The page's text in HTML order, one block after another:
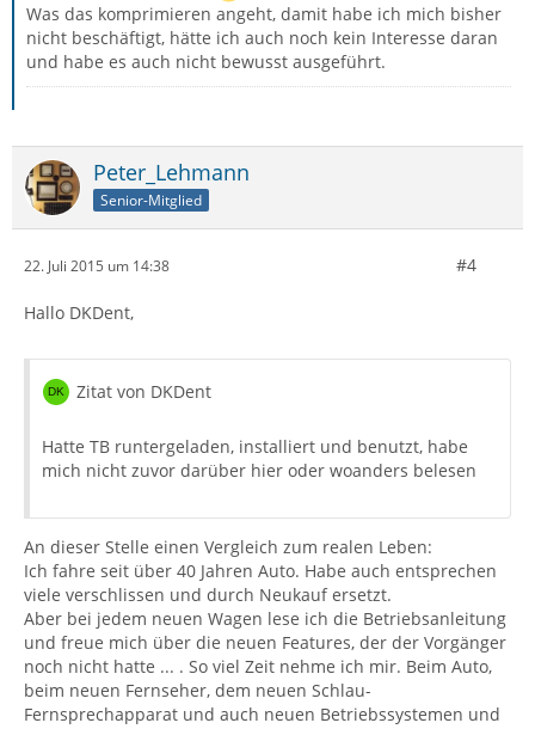
Was das komprimieren angeht, damit habe ich mich bisher
nicht beschäftigt, hätte ich auch noch kein Interesse daran
und habe es auch nicht bewusst ausgeführt.
Peter_Lehmann
Senior-Mitglied
22. Juli 2015 um 14:38 #4
Hallo DKDent,
Zitat von DKDent
Hatte TB runtergeladen, installiert und benutzt, habe
mich nicht zuvor darüber hier oder woanders belesen
An dieser Stelle einen Vergleich zum realen Leben:
Ich fahre seit über 40 Jahren Auto. Habe auch entsprechen
viele verschlissen und durch Neukauf ersetzt.
Aber bei jedem neuen Wagen lese ich die Betriebsanleitung
und freue mich über die neuen Features, der der Vorgänger
noch nicht hatte ... . So viel Zeit nehme ich mir. Beim Auto,
beim neuen Fernseher, dem neuen Schlau-
Fernsprechapparat und auch neuen Betriebssystemen und